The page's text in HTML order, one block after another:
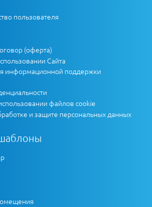
пользователя
(оферта)
Сайта
информационной поддержки
файлов cookie
и защите персональных данных